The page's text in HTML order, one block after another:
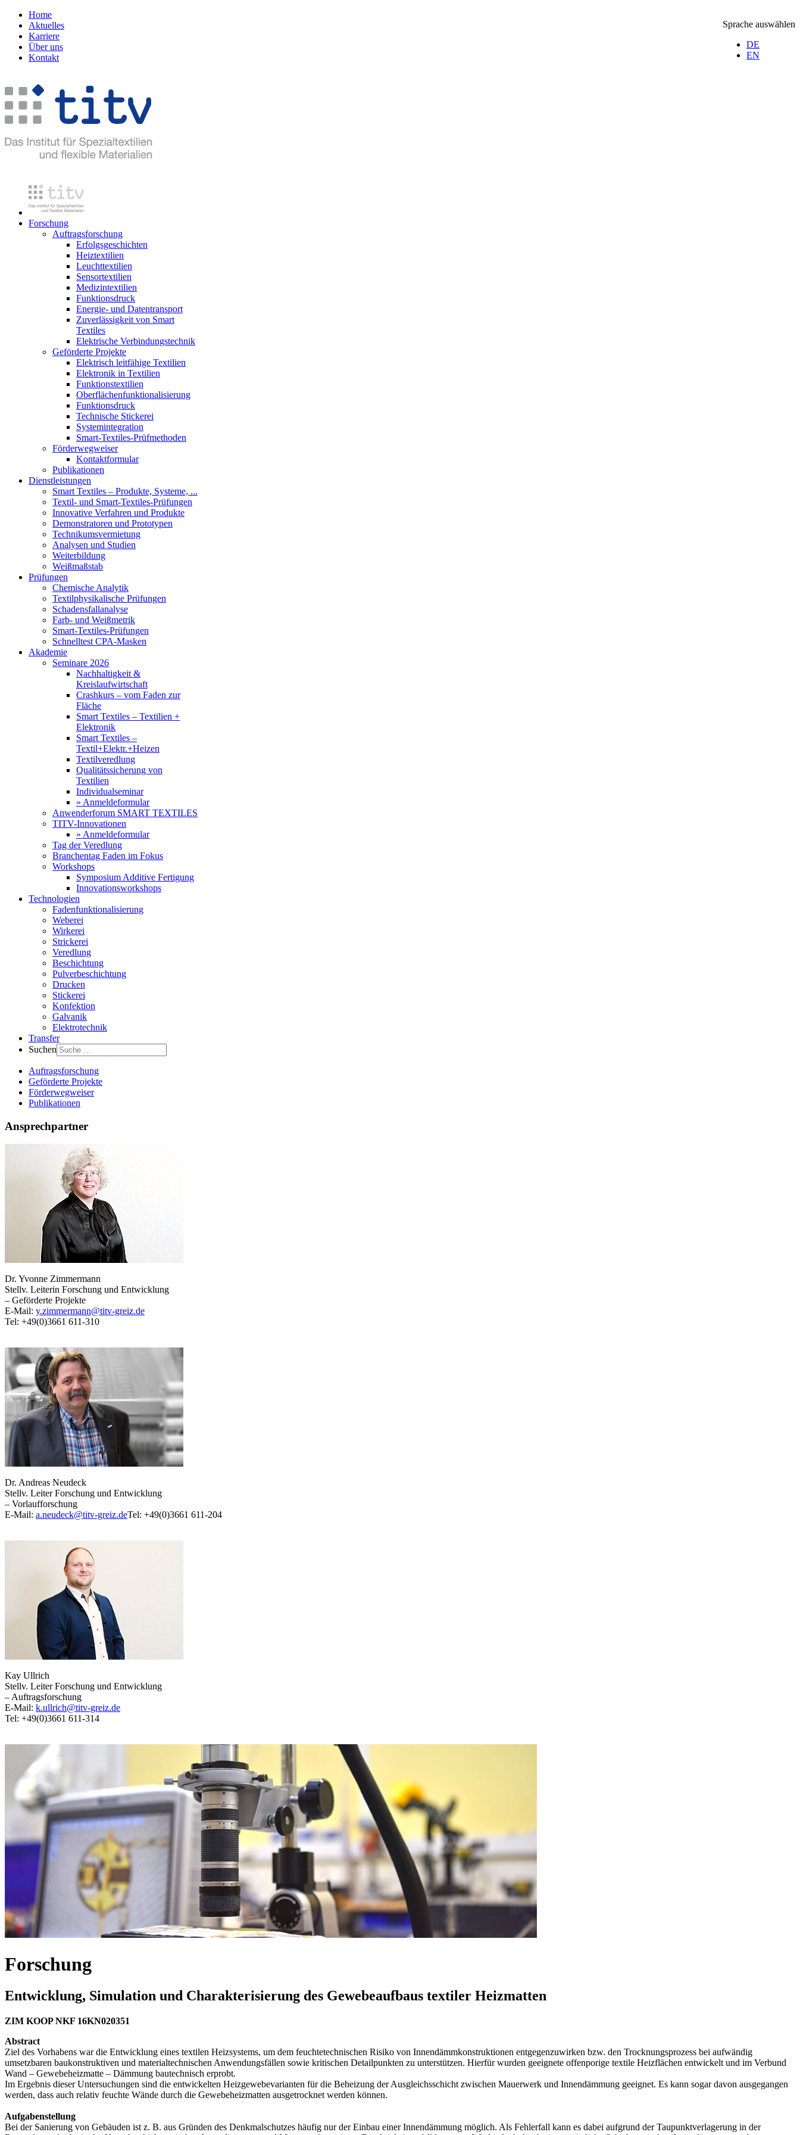
Sprache auswählen
DE
EN
Home
Aktuelles
Karriere
Über uns
Kontakt
Forschung
Auftragsforschung
Erfolgsgeschichten
Heiztextilien
Leuchttextilien
Sensortextilien
Medizintextilien
Funktionsdruck
Energie- und Datentransport
Zuverlässigkeit von Smart
Textiles
Elektrische Verbindungstechnik
Geförderte Projekte
Elektrisch leitfähige Textilien
Elektronik in Textilien
Funktionstextilien
Oberflächenfunktionalisierung
Funktionsdruck
Technische Stickerei
Systemintegration
Smart-Textiles-Prüfmethoden
Förderwegweiser
Kontaktformular
Publikationen
Dienstleistungen
Smart Textiles – Produkte, Systeme, ...
Textil- und Smart-Textiles-Prüfungen
Innovative Verfahren und Produkte
Demonstratoren und Prototypen
Technikumsvermietung
Analysen und Studien
Weiterbildung
Weißmaßstab
Prüfungen
Chemische Analytik
Textilphysikalische Prüfungen
Schadensfallanalyse
Farb- und Weißmetrik
Smart-Textiles-Prüfungen
Schnelltest CPA-Masken
Akademie
Seminare 2026
Nachhaltigkeit &
Kreislaufwirtschaft
Crashkurs – vom Faden zur
Fläche
Smart Textiles – Textilien +
Elektronik
Smart Textiles –
Textil+Elektr.+Heizen
Textilveredlung
Qualitätssicherung von
Textilien
Individualseminar
» Anmeldeformular
Anwenderforum SMART TEXTILES
TITV-Innovationen
» Anmeldeformular
Tag der Veredlung
Branchentag Faden im Fokus
Workshops
Symposium Additive Fertigung
Innovationsworkshops
Technologien
Fadenfunktionalisierung
Weberei
Wirkerei
Strickerei
Veredlung
Beschichtung
Pulverbeschichtung
Drucken
Stickerei
Konfektion
Galvanik
Elektrotechnik
Transfer
Suchen
Auftragsforschung
Geförderte Projekte
Förderwegweiser
Publikationen
Ansprechpartner
Dr. Yvonne Zimmermann
Stellv. Leiterin Forschung und Entwicklung
– Geförderte Projekte
E-Mail: y.zimmermann@titv-greiz.de
Tel: +49(0)3661 611-310
Dr. Andreas Neudeck
Stellv. Leiter Forschung und Entwicklung
– Vorlaufforschung
E-Mail: a.neudeck@titv-greiz.deTel: +49(0)3661 611-204
Kay Ullrich
Stellv. Leiter Forschung und Entwicklung
– Auftragsforschung
E-Mail: k.ullrich@titv-greiz.de
Tel: +49(0)3661 611-314
Forschung
Entwicklung, Simulation und Charakterisierung des Gewebeaufbaus textiler Heizmatten
ZIM KOOP NKF 16KN020351
Abstract
Ziel des Vorhabens war die Entwicklung eines textilen Heizsystems, um dem feuchtetechnischen Risiko von Innendämmkonstruktionen entgegenzuwirken bzw. den Trocknungsprozess bei aufwändig
umsetzbaren baukonstruktiven und materialtechnischen Anwendungsfällen sowie kritischen Detailpunkten zu unterstützen. Hierfür wurden geeignete offenporige textile Heizflächen entwickelt und im Verbund
Wand – Gewebeheizmatte – Dämmung bautechnisch erprobt.
Im Ergebnis dieser Untersuchungen sind die entwickelten Heizgewebevarianten für die Beheizung der Ausgleichsschicht zwischen Mauerwerk und Innendämmung geeignet. Es kann sogar davon ausgegangen
werden, dass auch relativ feuchte Wände durch die Gewebeheizmatten ausgetrocknet werden können.
Aufgabenstellung
Bei der Sanierung von Gebäuden ist z. B. aus Gründen des Denkmalschutzes häufig nur der Einbau einer Innendämmung möglich. Als Fehlerfall kann es dabei aufgrund der Taupunktverlagerung in der